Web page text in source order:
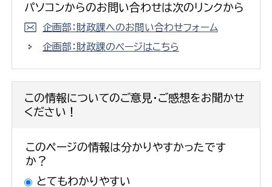
パソコンからのお問い合わせは次のリンクから
企画部：財政課へのお問い合わせフォーム
企画部：財政課のページはこちら
この情報についてのご意見・ご感想をお聞かせ
ください！
このページの情報は分かりやすかったです
か？
とてもわかりやすい